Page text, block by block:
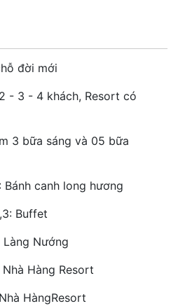
đời mới
- 3 - 4 khách, Resort có
3 bữa sáng và 05 bữa
Bánh canh long hương
Buffet
Nướng
Hàng Resort
HàngResort